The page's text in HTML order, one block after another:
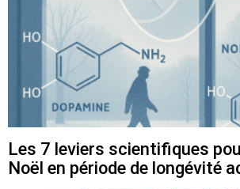
Les 7 leviers scientifiques
Noël en période de longévité